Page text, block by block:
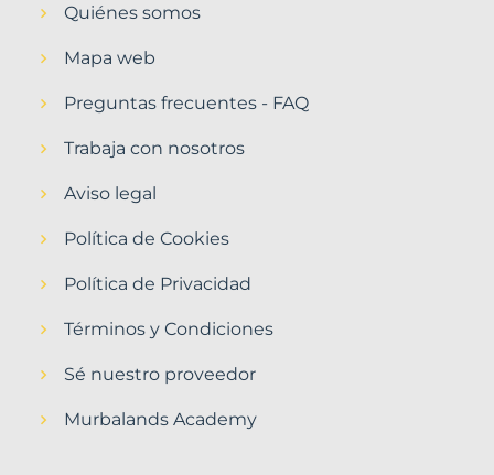
Quiénes somos
Mapa web
Preguntas frecuentes - FAQ
Trabaja con nosotros
Aviso legal
Política de Cookies
Política de Privacidad
Términos y Condiciones
Sé nuestro proveedor
Murbalands Academy